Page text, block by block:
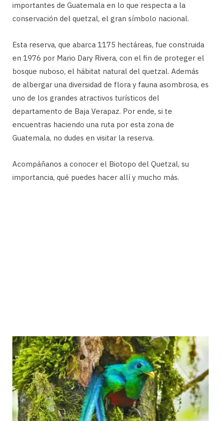
importantes de Guatemala en lo que respecta a la
conservación del quetzal, el gran símbolo nacional.
Esta reserva, que abarca 1175 hectáreas, fue construida
en 1976 por Mario Dary Rivera, con el fin de proteger el
bosque nuboso, el hábitat natural del quetzal. Además
de albergar una diversidad de flora y fauna asombrosa, es
uno de los grandes atractivos turísticos del
departamento de Baja Verapaz. Por ende, si te
encuentras haciendo una ruta por esta zona de
Guatemala, no dudes en visitar la reserva.
Acompáñanos a conocer el Biotopo del Quetzal, su
importancia, qué puedes hacer allí y mucho más.